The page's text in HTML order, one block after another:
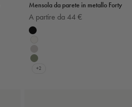
Mensola da parete in metallo Forty
Prezzo scontato
A partire da 44 €
Colore
Nero
Grigio chiaro
Verde salvia
+2